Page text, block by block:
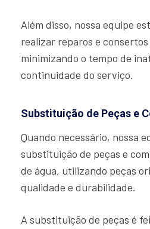
Além disso, nossa equipe
realizar reparos e
minimizando o tempo de
continuidade do serviço.
Substituição de Peças e
Quando necessário, nossa
substituição de peças e
de água, utilizando peças
qualidade e durabilidade.
A substituição de peças é